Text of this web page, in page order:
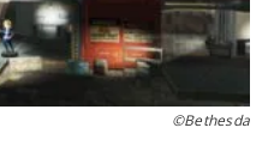
©Bethesda